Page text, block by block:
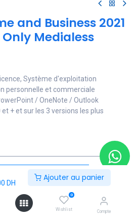
DH
Ajouter au panier
0
Wishlist Compte
and Business 2021
Medialess
Système d'exploitation
personnelle et commerciale
/ OneNote / Outlook
+ et sur les 3 versions les plus
Ajouter au panier